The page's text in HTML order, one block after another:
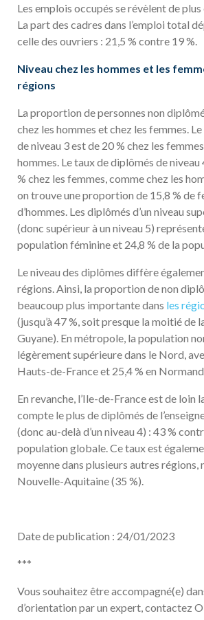
Les emplois occupés se révèlent de plus
La part des cadres dans l’emploi total
celle des ouvriers : 21,5 % contre 19 %.
Niveau chez les hommes et les
régions
La proportion de personnes non
chez les hommes et chez les femmes.
de niveau 3 est de 20 % chez les
hommes. Le taux de diplômés de niveau
% chez les femmes, comme chez les
on trouve une proportion de 15,8 % de
d’hommes. Les diplômés d’un niveau
(donc supérieur à un niveau 5)
population féminine et 24,8 % de la
Le niveau des diplômes diffère
régions. Ainsi, la proportion de non
beaucoup plus importante dans les
(jusqu’à 47 %, soit presque la moitié de
Guyane). En métropole, la population
légèrement supérieure dans le Nord,
Hauts-de-France et 25,4 % en
En revanche, l’Ile-de-France est de loin
compte le plus de diplômés de
(donc au-delà d’un niveau 4) : 43 %
population globale. Ce taux est
moyenne dans plusieurs autres régions,
Nouvelle-Aquitaine (35 %).
Date de publication : 24/01/2023
***
Vous souhaitez être accompagné(e)
d’orientation par un expert, contactez